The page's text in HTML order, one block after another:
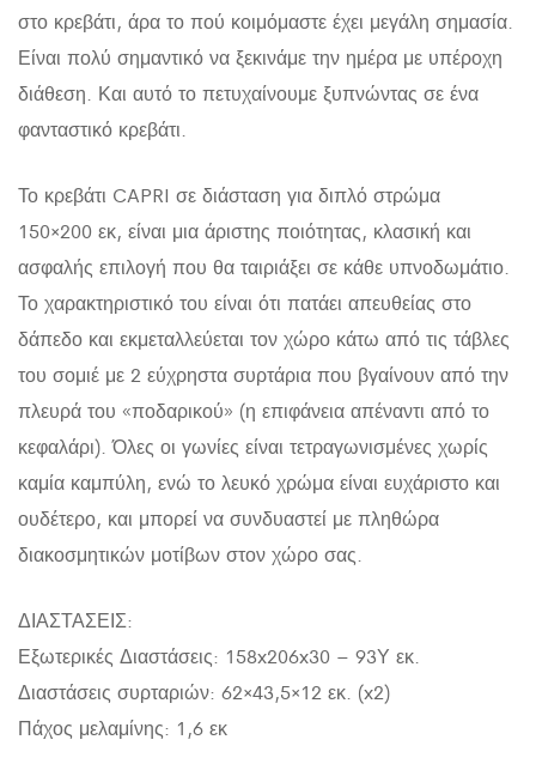
στο κρεβάτι, άρα το πού κοιμόμαστε έχει μεγάλη σημασία.
Είναι πολύ σημαντικό να ξεκινάμε την ημέρα με υπέροχη
διάθεση. Και αυτό το πετυχαίνουμε ξυπνώντας σε ένα
φανταστικό κρεβάτι.
Το κρεβάτι CAPRI σε διάσταση για διπλό στρώμα
150×200 εκ, είναι μια άριστης ποιότητας, κλασική και
ασφαλής επιλογή που θα ταιριάξει σε κάθε υπνοδωμάτιο.
Το χαρακτηριστικό του είναι ότι πατάει απευθείας στο
δάπεδο και εκμεταλλεύεται τον χώρο κάτω από τις τάβλες
του σομιέ με 2 εύχρηστα συρτάρια που βγαίνουν από την
πλευρά του «ποδαρικού» (η επιφάνεια απέναντι από το
κεφαλάρι). Όλες οι γωνίες είναι τετραγωνισμένες χωρίς
καμία καμπύλη, ενώ το λευκό χρώμα είναι ευχάριστο και
ουδέτερο, και μπορεί να συνδυαστεί με πληθώρα
διακοσμητικών μοτίβων στον χώρο σας.
ΔΙΑΣΤΑΣΕΙΣ:
Εξωτερικές Διαστάσεις: 158x206x30 – 93Υ εκ.
Διαστάσεις συρταριών: 62×43,5×12 εκ. (x2)
Πάχος μελαμίνης: 1,6 εκ